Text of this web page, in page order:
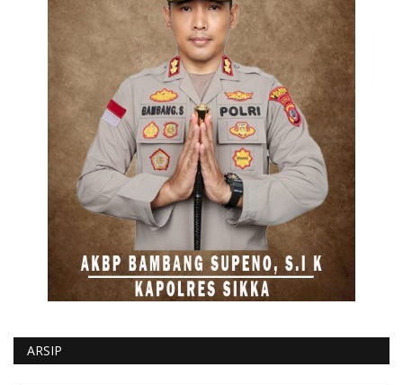
ARSIP